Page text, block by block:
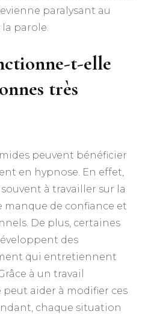
paralysant au
parole.
t-elle
très
peuvent bénéficier
en hypnose. En effet,
à travailler sur la
manque de confiance et
De plus, certaines
des
qui entretiennent
à un travail
peut aider à modifier ces
chaque situation